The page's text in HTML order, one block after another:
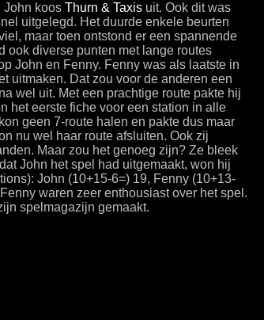
John koos Thurn & Taxis uit. Ook dit was
uitgelegd. Het duurde enkele beurten
maar toen ontstond er een spannende
ook diverse punten met lange routes
John en Fenny. Fenny was als laatste in
uitmaken. Dat zou voor de anderen een
wel uit. Met een prachtige route pakte hij
het eerste fiche voor een station in alle
geen 7-route halen en pakte dus maar
nu wel haar route afsluiten. Ook zij
Maar zou het genoeg zijn? Ze bleek
John het spel had uitgemaakt, won hij
John (10+15-6=) 19, Fenny (10+13-
waren zeer enthousiast over het spel.
spelmagazijn gemaakt.